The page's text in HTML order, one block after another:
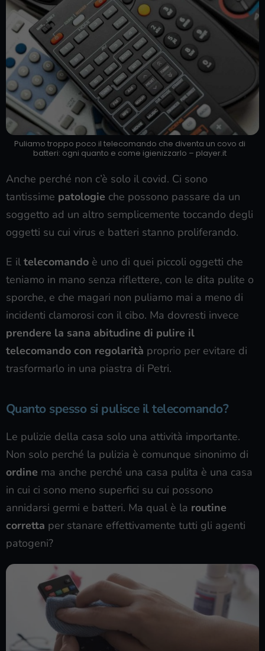
Puliamo troppo poco il telecomando che diventa un covo di
batteri: ogni quanto e come igienizzarlo – player.it
Anche perché non c’è solo il covid. Ci sono
tantissime patologie che possono passare da un
soggetto ad un altro semplicemente toccando degli
oggetti su cui virus e batteri stanno proliferando.
E il telecomando è uno di quei piccoli oggetti che
teniamo in mano senza riflettere, con le dita pulite o
sporche, e che magari non puliamo mai a meno di
incidenti clamorosi con il cibo. Ma dovresti invece
prendere la sana abitudine di pulire il
telecomando con regolarità proprio per evitare di
trasformarlo in una piastra di Petri.
Quanto spesso si pulisce il telecomando?
Le pulizie della casa solo una attività importante.
Non solo perché la pulizia è comunque sinonimo di
ordine ma anche perché una casa pulita è una casa
in cui ci sono meno superfici su cui possono
annidarsi germi e batteri. Ma qual è la routine
corretta per stanare effettivamente tutti gli agenti
patogeni?